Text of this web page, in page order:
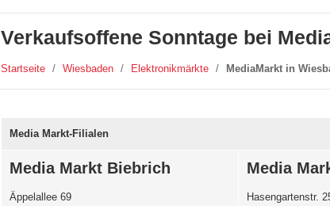
Verkaufsoffene Sonntage bei
Startseite / Wiesbaden / Elektronikmärkte / MediaMarkt in
Media Markt-Filialen
Media Markt Biebrich
Äppelallee 69
Media
Hasengartenstr.